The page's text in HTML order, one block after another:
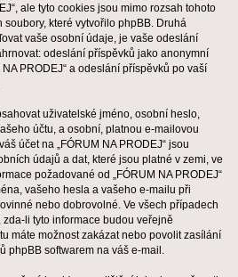
ale tyto cookies jsou mimo rozsah tohoto
které vytvořilo phpBB. Druhá
vaše osobní údaje, je vaše odeslání
odeslání příspěvků jako anonymní
PRODEJ“ a odeslání příspěvků po vaší
uživatelské jméno, osobní heslo,
účtu, a osobní, platnou e-mailovou
účet na „FÓRUM NA PRODEJ“ jsou
údajů a dat, které jsou platné v zemi, ve
požadované od „FÓRUM NA PRODEJ“
vašeho hesla a vašeho e-mailu při
nebo dobrovolné. Ve všech případech
li tyto informace budou veřejně
máte možnost zakázat nebo povolit zasílání
phpBB softwarem na váš e-mail.